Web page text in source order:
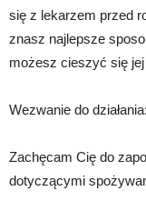
się z lekarzem przed
znasz najlepsze
możesz cieszyć się
Wezwanie do działania:
Zachęcam Cię do
dotyczącymi